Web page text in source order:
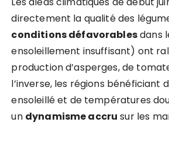
directement la qualité des
conditions défavorablesdans
ensoleillement insuffisant) ont
production d’asperges, de
l’inverse, les régions bénéficiant
ensoleillé et de températures
un dynamisme accru sur les